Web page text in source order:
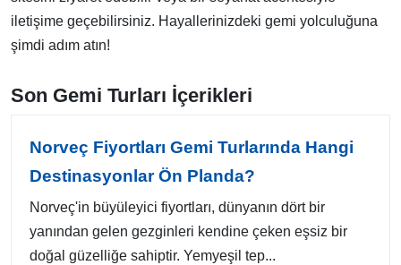
iletişime geçebilirsiniz. Hayallerinizdeki gemi yolculuğuna
şimdi adım atın!
Son Gemi Turları İçerikleri
Norveç Fiyortları Gemi Turlarında Hangi
Destinasyonlar Ön Planda?
Norveç'in büyüleyici fiyortları, dünyanın dört bir
yanından gelen gezginleri kendine çeken eşsiz bir
doğal güzelliğe sahiptir. Yemyeşil tep...